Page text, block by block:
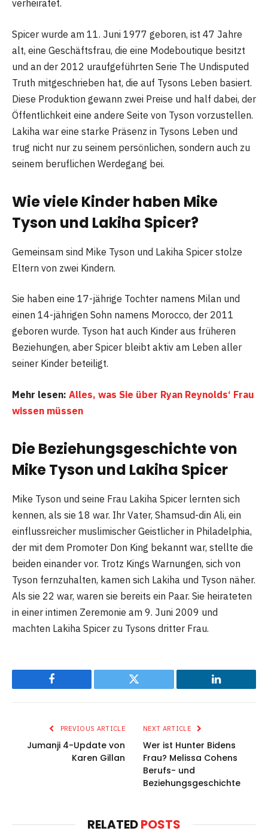
verheiratet.
Spicer wurde am 11. Juni 1977 geboren, ist 47 Jahre
alt, eine Geschäftsfrau, die eine Modeboutique besitzt
und an der 2012 uraufgeführten Serie The Undisputed
Truth mitgeschrieben hat, die auf Tysons Leben basiert.
Diese Produktion gewann zwei Preise und half dabei, der
Öffentlichkeit eine andere Seite von Tyson vorzustellen.
Lakiha war eine starke Präsenz in Tysons Leben und
trug nicht nur zu seinem persönlichen, sondern auch zu
seinem beruflichen Werdegang bei.
Wie viele Kinder haben Mike
Tyson und Lakiha Spicer?
Gemeinsam sind Mike Tyson und Lakiha Spicer stolze
Eltern von zwei Kindern.
Sie haben eine 17-jährige Tochter namens Milan und
einen 14-jährigen Sohn namens Morocco, der 2011
geboren wurde. Tyson hat auch Kinder aus früheren
Beziehungen, aber Spicer bleibt aktiv am Leben aller
seiner Kinder beteiligt.
Mehr lesen: Alles, was Sie über Ryan Reynolds‘ Frau
wissen müssen
Die Beziehungsgeschichte von
Mike Tyson und Lakiha Spicer
Mike Tyson und seine Frau Lakiha Spicer lernten sich
kennen, als sie 18 war. Ihr Vater, Shamsud-din Ali, ein
einflussreicher muslimischer Geistlicher in Philadelphia,
der mit dem Promoter Don King bekannt war, stellte die
beiden einander vor. Trotz Kings Warnungen, sich von
Tyson fernzuhalten, kamen sich Lakiha und Tyson näher.
Als sie 22 war, waren sie bereits ein Paar. Sie heirateten
in einer intimen Zeremonie am 9. Juni 2009 und
machten Lakiha Spicer zu Tysons dritter Frau.
Facebook Twitter LinkedIn
PREVIOUS ARTICLE
Jumanji 4-Update von
Karen Gillan
NEXT ARTICLE
Wer ist Hunter Bidens
Frau? Melissa Cohens
Berufs- und
Beziehungsgeschichte
RELATEDPOSTS